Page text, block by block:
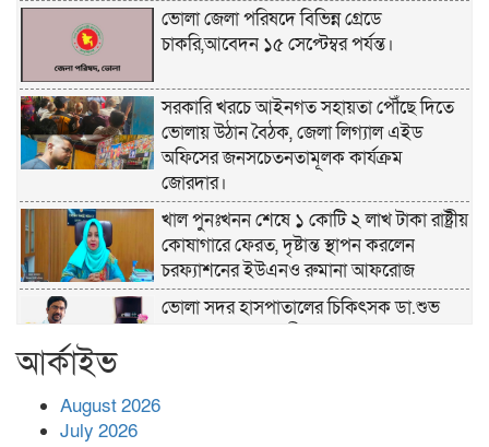
ভোলা জেলা পরিষদে বিভিন্ন গ্রেডে
চাকরি,আবেদন ১৫ সেপ্টেম্বর পর্যন্ত।
সরকারি খরচে আইনগত সহায়তা পৌঁছে দিতে
ভোলায় উঠান বৈঠক, জেলা লিগ্যাল এইড
অফিসের জনসচেতনতামূলক কার্যক্রম
জোরদার।
খাল পুনঃখনন শেষে ১ কোটি ২ লাখ টাকা রাষ্ট্রীয়
কোষাগারে ফেরত, দৃষ্টান্ত স্থাপন করলেন
চরফ্যাশনের ইউএনও রুমানা আফরোজ
ভোলা সদর হাসপাতালের চিকিৎসক ডা.শুভ
আর্কাইভ
August 2026
July 2026